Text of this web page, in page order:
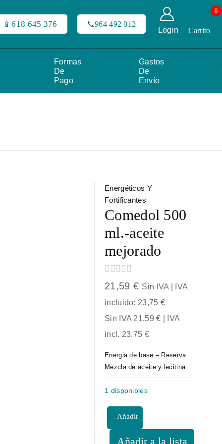
📱618 645 376 📞964 492 012
Login
0
Carrito
Formas
De
Pago
Gastos
De
Envío
Energéticos Y
Fortificantes
Comedol 500
ml.-aceite
mejorado
0
out
of
21,59 € Sin IVA | IVA
incluido: 23,75 €
Sin IVA 21,59€ | IVA
incl. 23,75 €
Energia de base – Reserva.
Mezcla de aceite y lecitina.
1 disponibles
Añadir
al
Añadir a la lista